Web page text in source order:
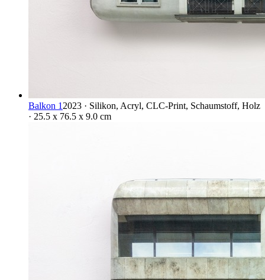
Balkon 1 2023 · Silikon, Acryl, CLC-Print, Schaumstoff, Holz
· 25.5 x 76.5 x 9.0 cm